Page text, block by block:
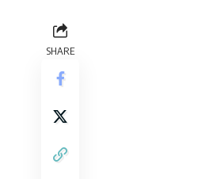
SHARE